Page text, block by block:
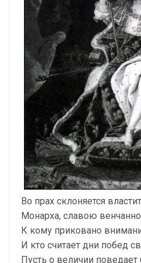
Во прах склоняется
Монарха, славою
К кому приковано
И кто считает дни побед
Пусть о величии